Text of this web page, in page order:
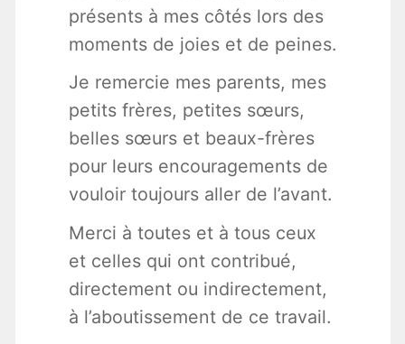
présents à mes côtés lors des
moments de joies et de peines.
Je remercie mes parents, mes
petits frères, petites sœurs,
belles sœurs et beaux-frères
pour leurs encouragements de
vouloir toujours aller de l’avant.
Merci à toutes et à tous ceux
et celles qui ont contribué,
directement ou indirectement,
à l’aboutissement de ce travail.